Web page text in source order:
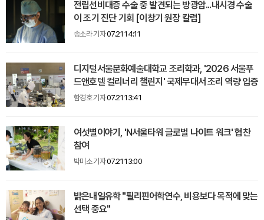
전립선비대증 수술 중 발견되는 방광암...내시경 수술
이 조기 진단 기회 [이창기 원장 칼럼]
송소라 기자07.21 14:11
디지털서울문화예술대학교 조리학과, '2026 서울푸
드앤호텔 컬리너리 챌린지' 국제무대서 조리 역량 입증
함경호 기자07.21 13:41
여섯별이야기, 'N서울타워 글로벌 나이트 워크' 협찬
참여
박미소 기자07.21 13:00
밝은내일유학 "필리핀어학연수, 비용보다 목적에 맞는
선택 중요"